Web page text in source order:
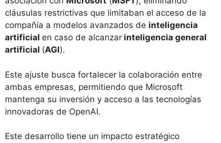
cláusulas restrictivas que limitaban el acceso de la
compañía a modelos avanzados de inteligencia
artificial en caso de alcanzar inteligencia general
artificial (AGI).
Este ajuste busca fortalecer la colaboración entre
ambas empresas, permitiendo que Microsoft
mantenga su inversión y acceso a las tecnologías
innovadoras de OpenAI.
Este desarrollo tiene un impacto estratégico